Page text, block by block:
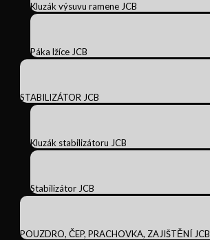
Kluzák výsuvu ramene JCB
Páka lžíce JCB
STABILIZÁTOR JCB
Kluzák stabilizátoru JCB
Stabilizátor JCB
POUZDRO, ČEP, PRACHOVKA, ZAJIŠTĚNÍ JCB